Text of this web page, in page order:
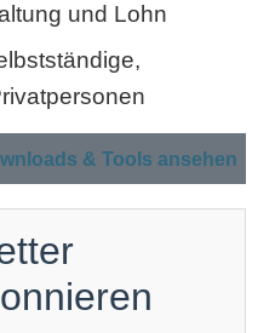
und Lohn
& Tools ansehen